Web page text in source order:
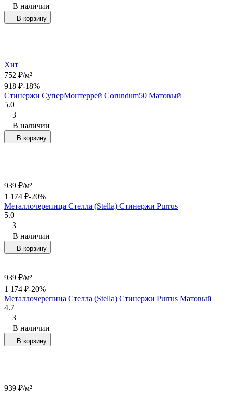
В наличии
В корзину
Хит
752 ₽/м²
918 ₽-18%
Стинержи СуперМонтеррей Corundum50 Матовый
5.0
3
В наличии
В корзину
939 ₽/м²
1 174 ₽-20%
Металлочерепица Стелла (Stella) Стинержи Purrus
5.0
3
В наличии
В корзину
939 ₽/м²
1 174 ₽-20%
Металлочерепица Стелла (Stella) Стинержи Purrus Матовый
4.7
3
В наличии
В корзину
939 ₽/м²